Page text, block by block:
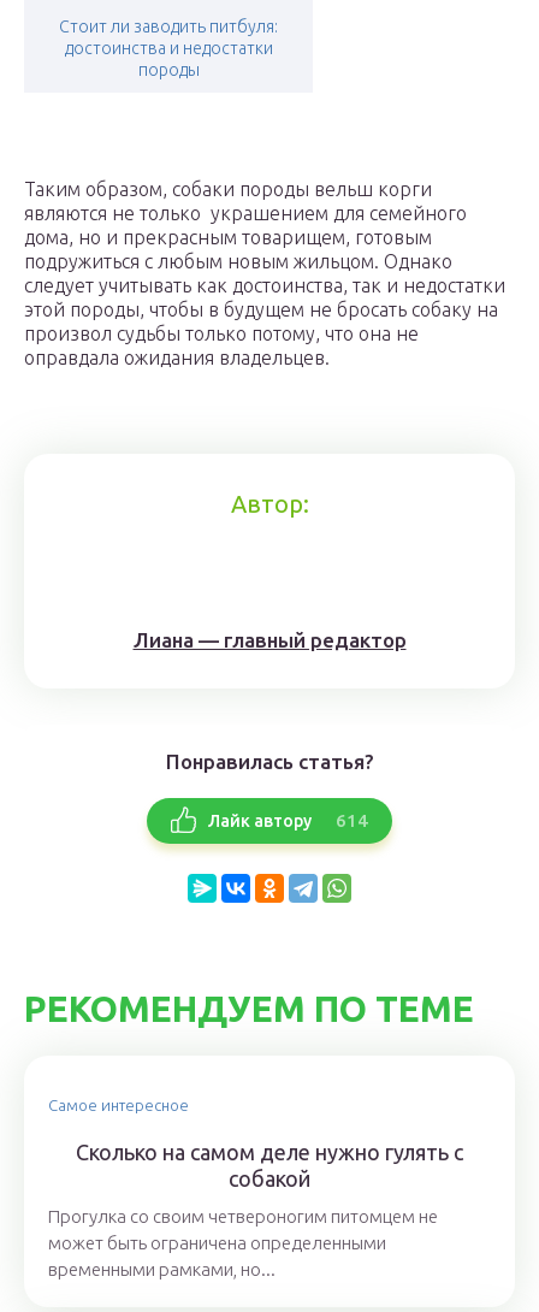
Стоит ли заводить питбуля:
достоинства и недостатки
породы
Таким образом, собаки породы вельш корги
являются не только украшением для семейного
дома, но и прекрасным товарищем, готовым
подружиться с любым новым жильцом. Однако
следует учитывать как достоинства, так и недостатки
этой породы, чтобы в будущем не бросать собаку на
произвол судьбы только потому, что она не
оправдала ожидания владельцев.
Автор:
Лиана — главный редактор
Понравилась статья?
Лайк автору 614
РЕКОМЕНДУЕМ ПО ТЕМЕ
Самое интересное
Сколько на самом деле нужно гулять с
собакой
Прогулка со своим четвероногим питомцем не
может быть ограничена определенными
временными рамками, но...